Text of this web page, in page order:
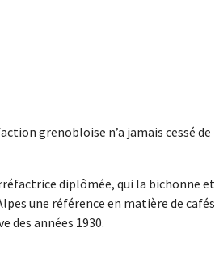
grenobloise n’a jamais cessé de
diplômée, qui la bichonne et
une référence en matière de cafés
des années 1930.